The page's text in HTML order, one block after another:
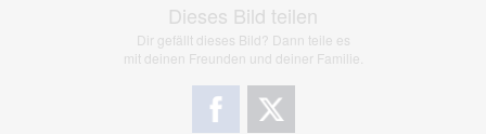
Dieses Bild teilen
Dir gefällt dieses Bild? Dann teile es
mit deinen Freunden und deiner Familie.